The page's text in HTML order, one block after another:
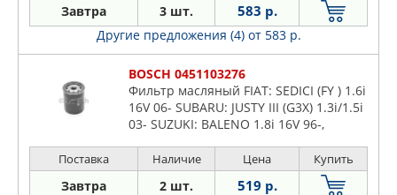
Завтра 3 шт. 583 р.
Другие предложения (4) от 583 р.
BOSCH 0451103276
Фильтр масляный FIAT: SEDICI (FY ) 1.6i
16V 06- SUBARU: JUSTY III (G3X) 1.3i/1.5i
03- SUZUKI: BALENO 1.8i 16V 96-,
Поставка Наличие Цена Купить
Завтра 2 шт. 519 р.